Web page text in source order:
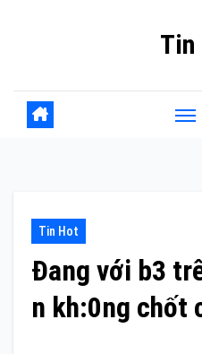
Tin
Tin Hot
Đang với b3
n kh:0ng chốt